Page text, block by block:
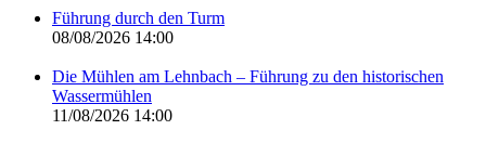
Führung durch den Turm
08/08/2026 14:00
Die Mühlen am Lehnbach – Führung zu den historischen
Wassermühlen
11/08/2026 14:00